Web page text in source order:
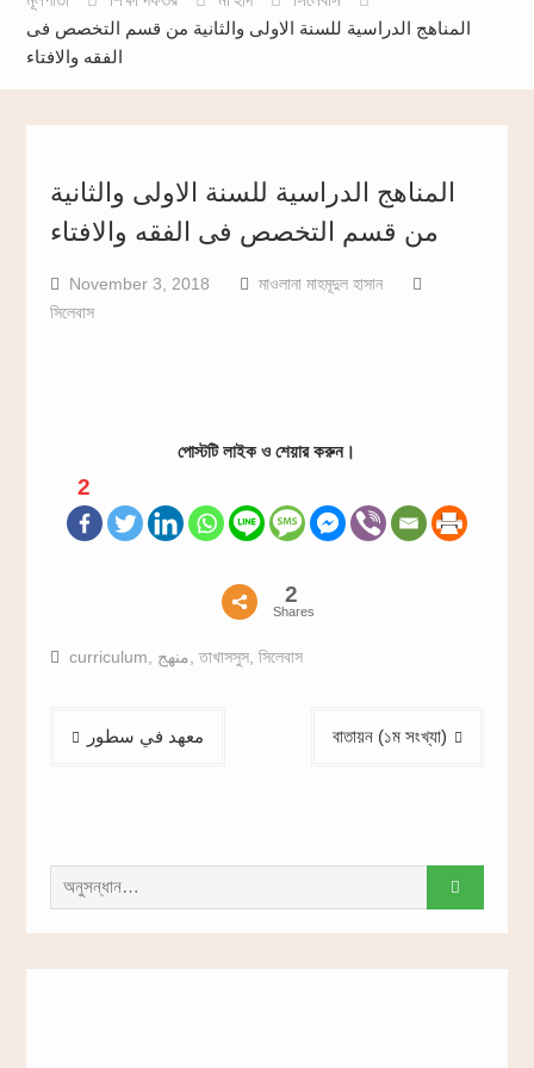
المناهج الدراسية للسنة الاولى والثانية من قسم التخصص فى
الفقه والافتاء
المناهج الدراسية للسنة الاولى والثانية
من قسم التخصص فى الفقه والافتاء
November 3, 2018
মাওলানা মাহমূদুল হাসান
সিলেবাস
পোস্টটি লাইক ও শেয়ার করুন।
2
2
Shares
curriculum منهج ,তাখাসসুস, সিলেবাস
معهد في سطور বাতায়ন (১ম সংখ্যা)
সন্ধান
করাঃ